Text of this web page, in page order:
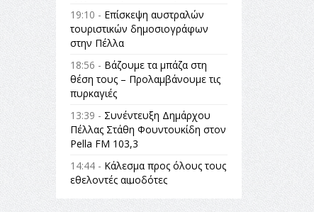
19:10 - Επίσκεψη αυστραλών
τουριστικών δημοσιογράφων
στην Πέλλα
18:56 - Βάζουμε τα μπάζα στη
θέση τους – Προλαμβάνουμε τις
πυρκαγιές
13:39 - Συνέντευξη Δημάρχου
Πέλλας Στάθη Φουντουκίδη στον
Pella FM 103,3
14:44 - Κάλεσμα προς όλους τους
εθελοντές αιμοδότες
14:23 -Όλη η Ελλάδα ένας